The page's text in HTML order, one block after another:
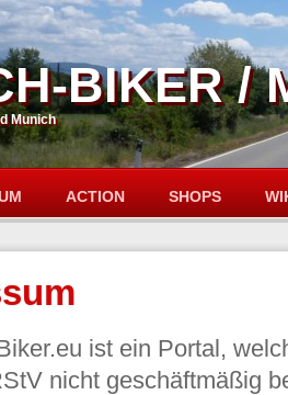
BIKER /
Munich
ACTION SHOPS
ist ein Portal,
nicht geschäftmäßig